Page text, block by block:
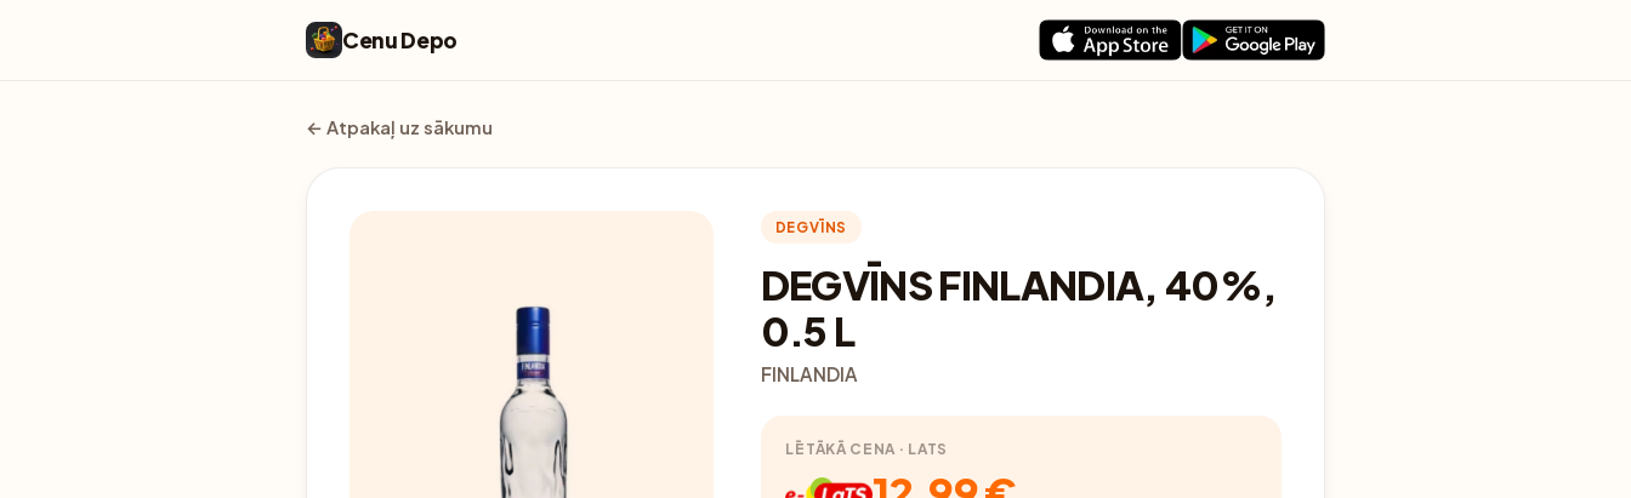
Cenu Depo
← Atpakaļ uz sākumu
DEGVĪNS
DEGVĪNS FINLANDIA, 40%,
0.5 L
FINLANDIA
LĒTĀKĀ CENA · LATS